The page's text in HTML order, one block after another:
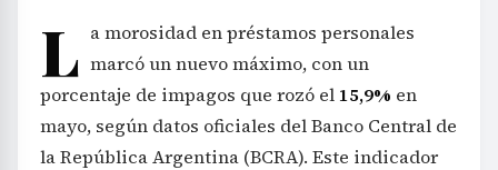
L a morosidad en préstamos personales
marcó un nuevo máximo, con un
porcentaje de impagos que rozó el 15,9% en
mayo, según datos oficiales del Banco Central de
la República Argentina (BCRA). Este indicador